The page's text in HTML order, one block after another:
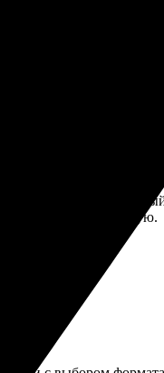
никаких задержек.
Получила
ещё. Рекомендую.